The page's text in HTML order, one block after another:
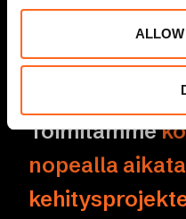
Toimitamme
nopealla